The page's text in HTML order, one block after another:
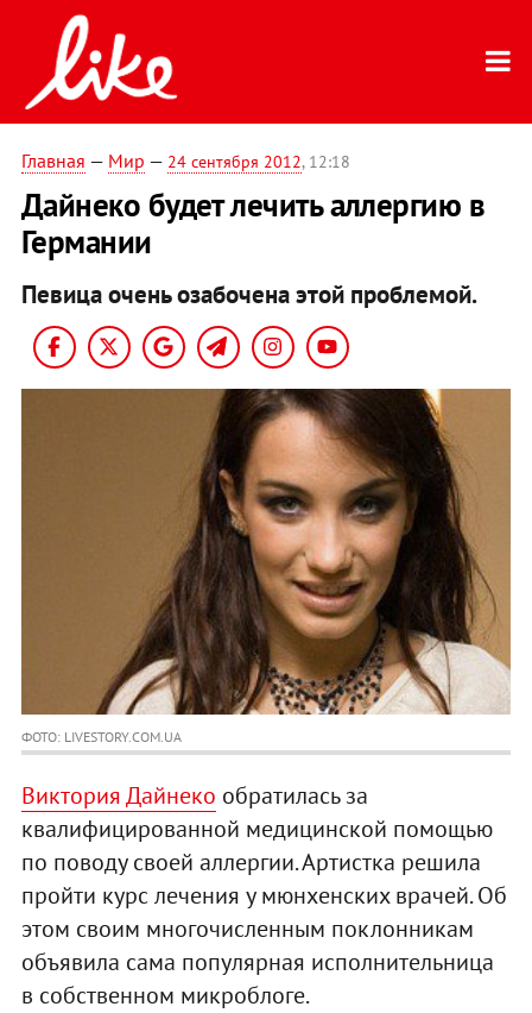
Главная — Мир — 24 сентября 2012, 12:18
Дайнеко будет лечить аллергию в
Германии
Певица очень озабочена этой проблемой.
ФОТО: LIVESTORY.COM.UA
Виктория Дайнеко обратилась за
квалифицированной медицинской помощью
по поводу своей аллергии. Артистка решила
пройти курс лечения у мюнхенских врачей. Об
этом своим многочисленным поклонникам
объявила сама популярная исполнительница
в собственном микроблоге.